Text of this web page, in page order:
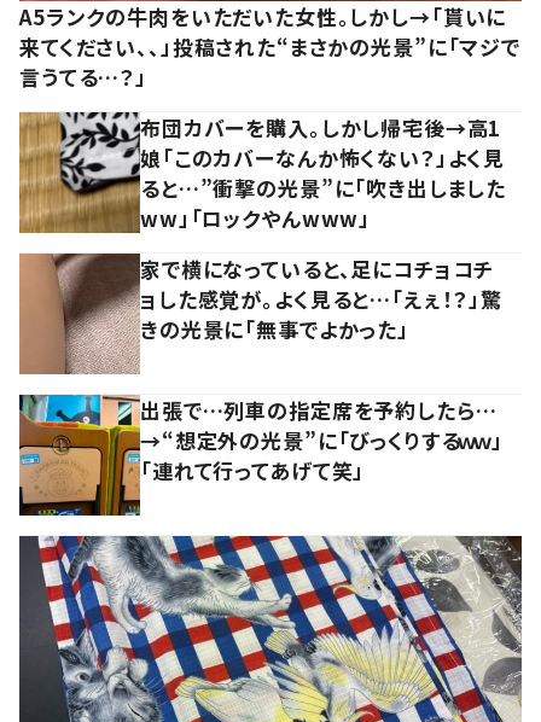
A5ランクの牛肉をいただいた女性。しかし→「貰いに
来てください、、」投稿された“まさかの光景”に「マジで
言うてる…？」
布団カバーを購入。しかし帰宅後→高1
娘「このカバーなんか怖くない？」よく見
ると…”衝撃の光景”に「吹き出しました
ww」「ロックやんwww」
家で横になっていると、足にコチョコチ
ョした感覚が。よく見ると…「えぇ！？」驚
きの光景に「無事でよかった」
出張で…列車の指定席を予約したら…
→“想定外の光景”に「びっくりするｗｗ」
「連れて行ってあげて笑」